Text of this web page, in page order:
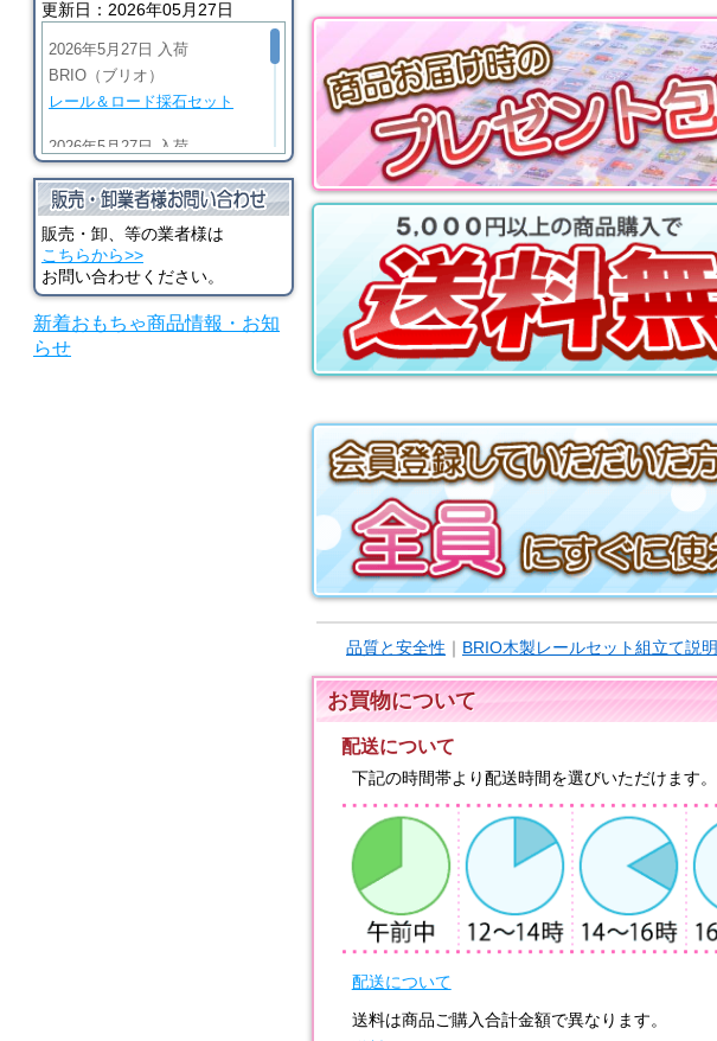
更新日：2026年05月27日
2026年5月27日 入荷
BRIO（ブリオ）
レール＆ロード採石セット
2026年5月27日 入荷
ビッググリーンアクション機
関車
2026年5月27日 入荷
BRIO（ブリオ）
マイティゴールドアクション
機関車
販売・卸、等の業者様は
こちらから>>
お問い合わせください。
新着おもちゃ商品情報・お知
らせ
品質と安全性 ｜ BRIO木製レールセット組立て説明
お買物について
配送について
下記の時間帯より配送時間を選びいただけます。
配送について
送料は商品ご購入合計金額で異なります。